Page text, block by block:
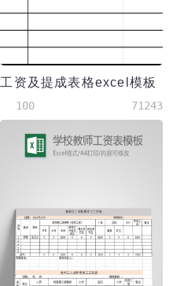
工资及提成表格excel模板
100 71243